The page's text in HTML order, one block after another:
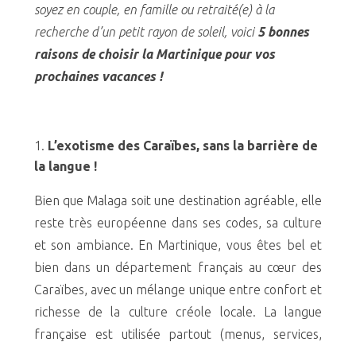
soyez en couple, en famille ou retraité(e) à la
recherche d’un petit rayon de soleil, voici 5 bonnes
raisons de choisir la Martinique pour vos
prochaines vacances !
L’exotisme des Caraïbes, sans la barrière de
la langue !
Bien que Malaga soit une destination agréable, elle
reste très européenne dans ses codes, sa culture
et son ambiance. En Martinique, vous êtes bel et
bien dans un département français au cœur des
Caraïbes, avec un mélange unique entre confort et
richesse de la culture créole locale. La langue
française est utilisée partout (menus, services,